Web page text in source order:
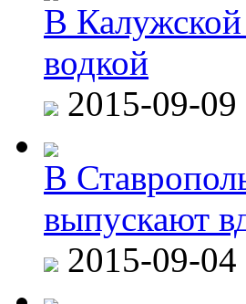
В Калужской
водкой
2015-09-09
В
выпускают
2015-09-04